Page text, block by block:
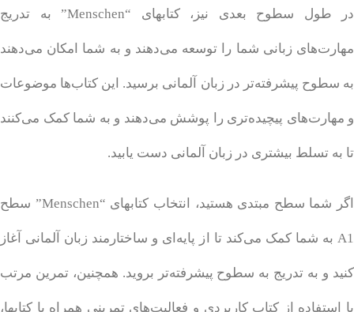
در طول سطوح بعدی نیز، کتابهای “Menschen” به تدریج
مهارت‌های زبانی شما را توسعه می‌دهند و به شما امکان می‌دهند
به سطوح پیشرفته‌تر در زبان آلمانی برسید. این کتاب‌ها موضوعات
و مهارت‌های پیچیده‌تری را پوشش می‌دهند و به شما کمک می‌کنند
تا به تسلط بیشتری در زبان آلمانی دست یابید.
اگر شما سطح مبتدی هستید، انتخاب کتابهای “Menschen” سطح
A1 به شما کمک می‌کند تا از پایه‌ای و ساختارمند زبان آلمانی آغاز
کنید و به تدریج به سطوح پیشرفته‌تر بروید. همچنین، تمرین مرتب
با استفاده از کتاب کاربردی و فعالیت‌های تمرینی همراه با کتابها،